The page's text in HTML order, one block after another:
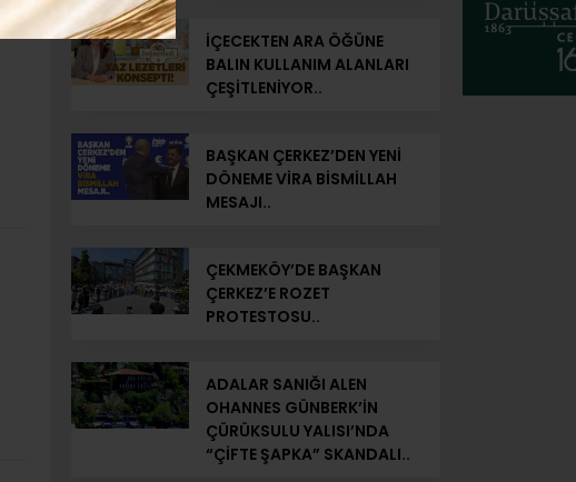
İÇECEKTEN ARA ÖĞÜNE
BALIN KULLANIM ALANLARI
ÇEŞİTLENİYOR..
BAŞKAN ÇERKEZ’DEN YENİ
DÖNEME VİRA BİSMİLLAH
MESAJI..
ÇEKMEKÖY’DE BAŞKAN
ÇERKEZ’E ROZET
PROTESTOSU..
ADALAR SANIĞI ALEN
OHANNES GÜNBERK’İN
ÇÜRÜKSULU YALISI’NDA
“ÇİFTE ŞAPKA” SKANDALI..